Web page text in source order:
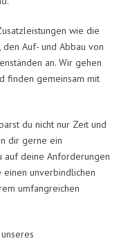
wie die
Auf- und Abbau von
an. Wir gehen
finden gemeinsam mit
du nicht nur Zeit und
dir gerne ein
auf deine Anforderungen
einen unverbindlichen
umfangreichen